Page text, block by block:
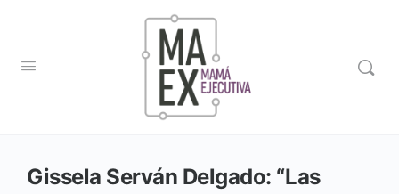
Gissela Serván Delgado: “Las